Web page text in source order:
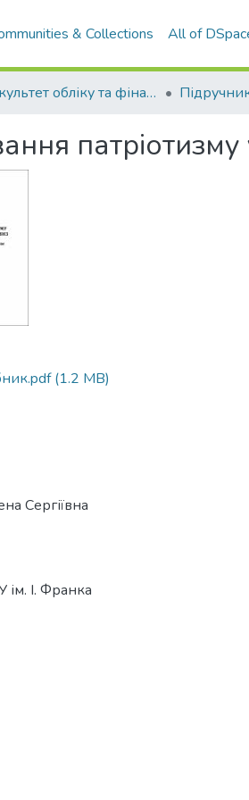
& Collections All of
Факультет обліку та фінансів
(1.2 MB)
Сергіївна
І. Франка